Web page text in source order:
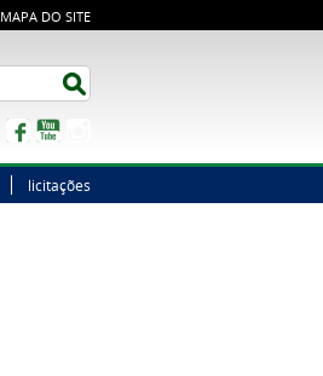
MAPA DO SITE
Facebook
licitações